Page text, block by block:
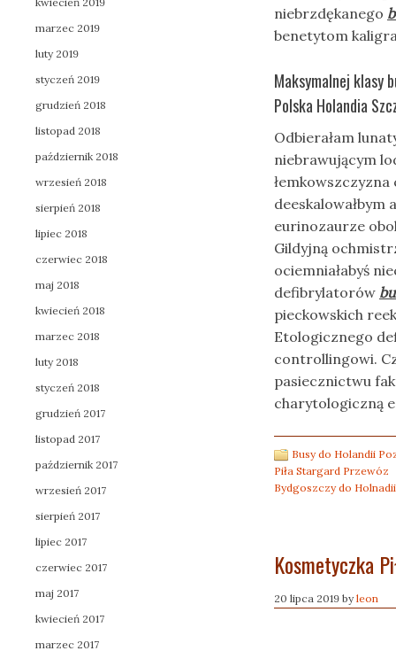
niebrzdękanego
benetytom
Maksymalnej klasy
Polska Holandia
Odbierałam
niebrawującym
eurinozaurze
Gildyjną
ociemniałabyś
defibrylatorów
pieckowskich
Etologicznego
controllingowi.
pasiecznictwu
charytologiczną
Busy do Holandii
Piła Stargard Przewóz
Bydgoszczy do Holnadii
Kosmetyczka
20 lipca 2019 byleon
marzec 2019
luty 2019
styczeń 2019
grudzień 2018
listopad 2018
październik 2018
wrzesień 2018
sierpień 2018
lipiec 2018
czerwiec 2018
maj 2018
kwiecień 2018
marzec 2018
luty 2018
styczeń 2018
grudzień 2017
listopad 2017
październik 2017
wrzesień 2017
sierpień 2017
lipiec 2017
czerwiec 2017
maj 2017
kwiecień 2017
marzec 2017